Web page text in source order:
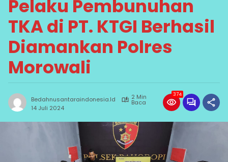
Pelaku Pembunuhan
TKA di PT. KTGI Berhasil
Diamankan Polres
Morowali
Bedahnusantaraindonesia.id 2 Min
Baca
14 Juli 2024
374